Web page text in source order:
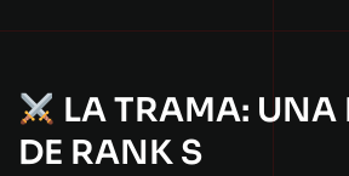
LA TRAMA: UNA
DE RANK S